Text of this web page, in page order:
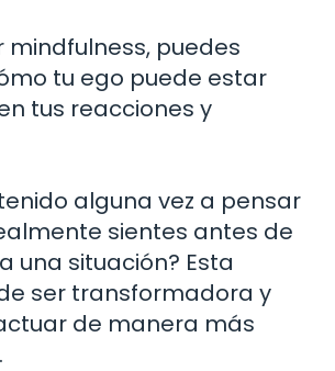
mindfulness, puedes
tu ego puede estar
tus reacciones y
alguna vez a pensar
sientes antes de
una situación? Esta
ser transformadora y
de manera más